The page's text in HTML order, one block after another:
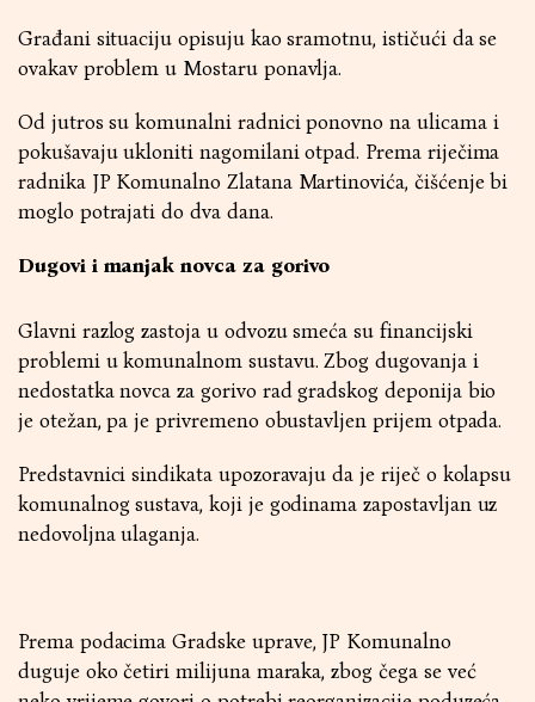
Građani situaciju opisuju kao sramotnu, ističući da se
ovakav problem u Mostaru ponavlja.
Od jutros su komunalni radnici ponovno na ulicama i
pokušavaju ukloniti nagomilani otpad. Prema riječima
radnika JP Komunalno Zlatana Martinovića, čišćenje bi
moglo potrajati do dva dana.
Dugovi i manjak novca za gorivo
Glavni razlog zastoja u odvozu smeća su financijski
problemi u komunalnom sustavu. Zbog dugovanja i
nedostatka novca za gorivo rad gradskog deponija bio
je otežan, pa je privremeno obustavljen prijem otpada.
Predstavnici sindikata upozoravaju da je riječ o kolapsu
komunalnog sustava, koji je godinama zapostavljan uz
nedovoljna ulaganja.
Prema podacima Gradske uprave, JP Komunalno
duguje oko četiri milijuna maraka, zbog čega se već